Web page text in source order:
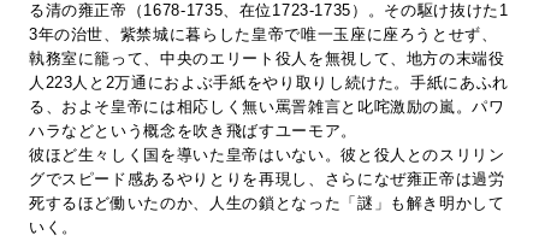
る清の雍正帝（1678-1735、在位1723-1735）。その駆け抜けた1
3年の治世、紫禁城に暮らした皇帝で唯一玉座に座ろうとせず、
執務室に籠って、中央のエリート役人を無視して、地方の末端役
人223人と2万通におよぶ手紙をやり取りし続けた。手紙にあふれ
る、およそ皇帝には相応しく無い罵詈雑言と叱咤激励の嵐。パワ
ハラなどという概念を吹き飛ばすユーモア。
彼ほど生々しく国を導いた皇帝はいない。彼と役人とのスリリン
グでスピード感あるやりとりを再現し、さらになぜ雍正帝は過労
死するほど働いたのか、人生の鎖となった「謎」も解き明かして
いく。